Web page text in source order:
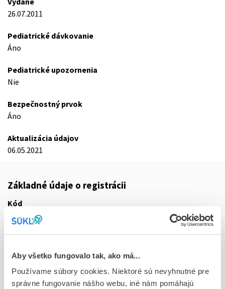
Aby všetko fungovalo tak, ako má...
Používame súbory cookies. Niektoré sú nevyhnutné pre
správne fungovanie nášho webu, iné nám pomáhajú
26.07.2011
Pediatrické dávkovanie
Áno
Pediatrické upozornenia
Nie
Bezpečnostný prvok
Áno
Aktualizácia údajov
06.05.2021
Základné údaje o registrácii
Kód
3307A
Registračné číslo
Doplnok
tbl plg 30x35 mg (blis.Al/PVC)